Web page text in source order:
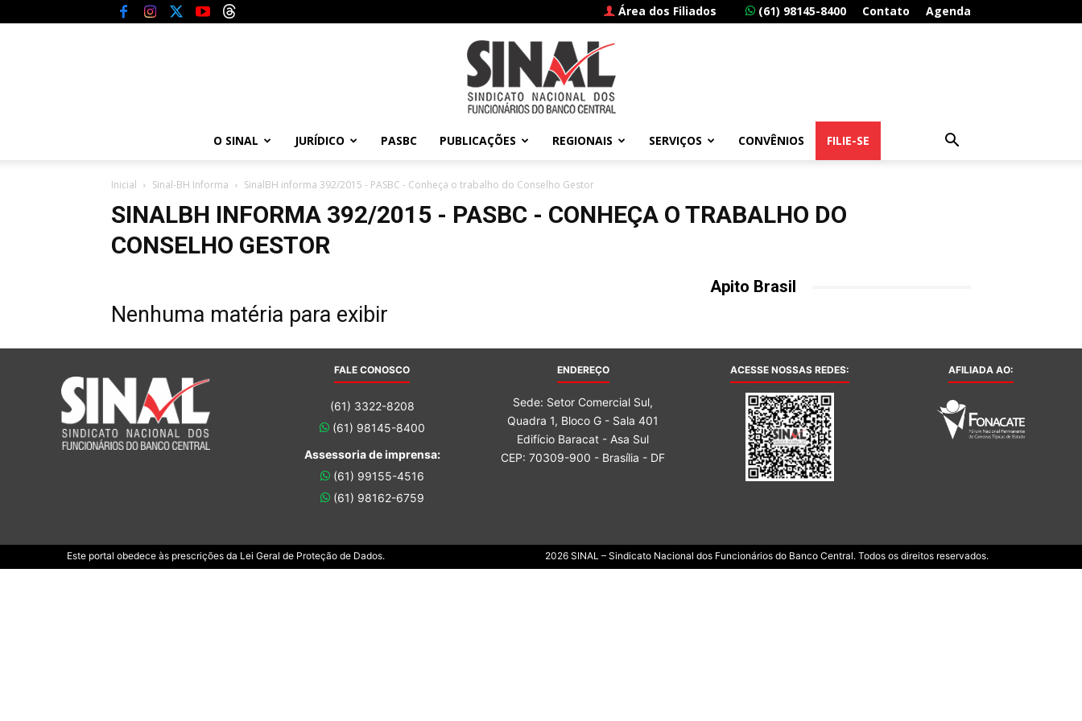
Área dos Filiados (61) 98145-8400 Contato Agenda
Sindicato
O SINAL JURÍDICO PASBC PUBLICAÇÕES REGIONAIS SERVIÇOS CONVÊNIOS FILIE-SE
Inicial Sinal-BH Informa SinalBH informa 392/2015 - PASBC - Conheça o trabalho do Conselho Gestor
SINALBH INFORMA 392/2015 - PASBC - CONHEÇA O TRABALHO DO
CONSELHO GESTOR
Nenhuma matéria para exibir
Apito Brasil
FALE CONOSCO
(61) 3322-8208
(61) 98145-8400
Assessoria de imprensa:
(61) 99155-4516
(61) 98162-6759
ENDEREÇO
Sede: Setor Comercial Sul,
Quadra 1, Bloco G - Sala 401
Edifício Baracat - Asa Sul
CEP: 70309-900 - Brasília - DF
ACESSE NOSSAS REDES: AFILIADA AO:
Este portal obedece às prescrições da Lei Geral de Proteção de Dados. 2026 SINAL – Sindicato Nacional dos Funcionários do Banco Central. Todos os direitos reservados.